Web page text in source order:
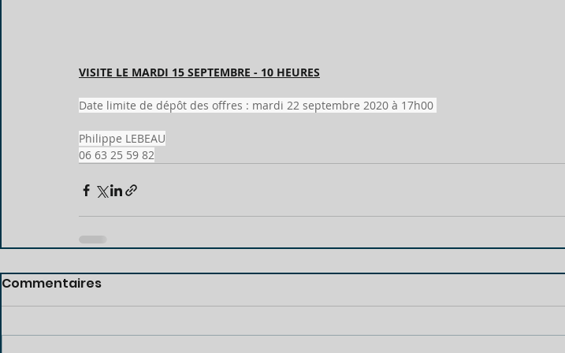
VISITE LE MARDI 15 SEPTEMBRE - 10 HEURES
Date limite de dépôt des offres : mardi 22 septembre 2020 à 17h00
Philippe LEBEAU
06 63 25 59 82
Commentaires